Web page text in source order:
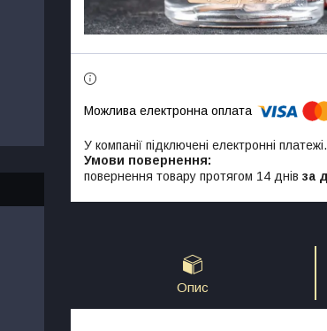
У компанії підключені електронні
повернення товару протягом 14 днів за
Опис